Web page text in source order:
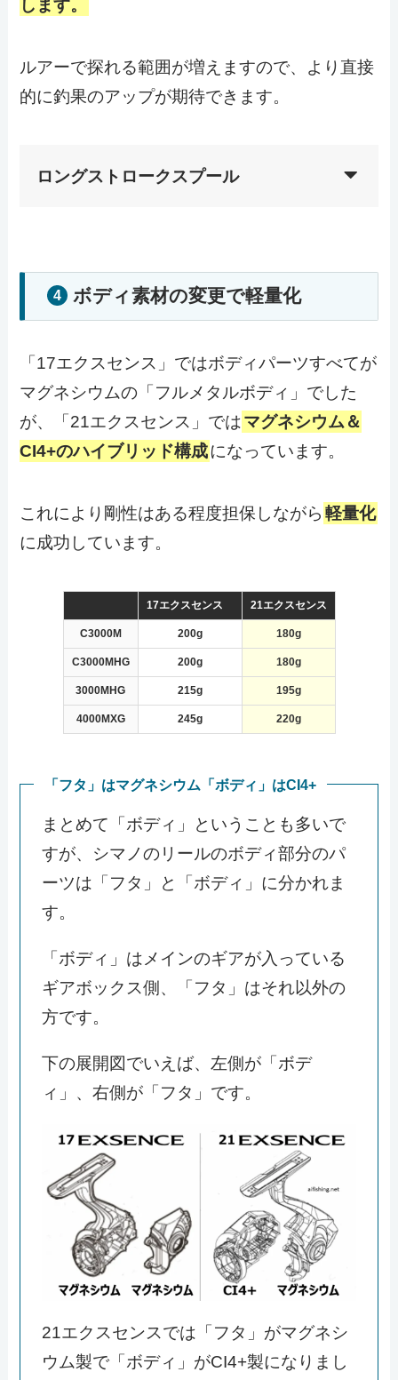
します。
ルアーで探れる範囲が増えますので、より直接
的に釣果のアップが期待できます。
ロングストロークスプール
4 ボディ素材の変更で軽量化
「17エクスセンス」ではボディパーツすべてが
マグネシウムの「フルメタルボディ」でした
が、「21エクスセンス」ではマグネシウム＆
CI4+のハイブリッド構成になっています。
これにより剛性はある程度担保しながら 軽量化
に成功しています。
17エクスセンス 21エクスセンス
C3000M 200g 180g
C3000MHG 200g 180g
3000MHG 215g 195g
4000MXG 245g 220g
「フタ」はマグネシウム「ボディ」はCI4+
まとめて「ボディ」ということも多いで
すが、シマノのリールのボディ部分のパ
ーツは「フタ」と「ボディ」に分かれま
す。
「ボディ」はメインのギアが入っている
ギアボックス側、「フタ」はそれ以外の
方です。
下の展開図でいえば、左側が「ボデ
ィ」、右側が「フタ」です。
21エクスセンスでは「フタ」がマグネシ
ウム製で「ボディ」がCI4+製になりまし